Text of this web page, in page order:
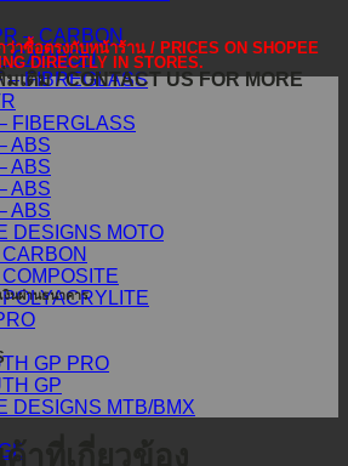
– CARBON
CARBON
– FIBREGLASS
FIBERGLASS
ABS
ABS
ABS
ABS
DESIGNS MOTO
GP PRO
GP
DESIGNS MTB/BMX
าซื้อตรงกับหน้าร้าน / PRICES ON SHOPEE
DIRECTLY IN STORES.
ติม / CONTACT US FOR MORE
งินผ่านธนาคาร
าที่เกี่ยวข้อง